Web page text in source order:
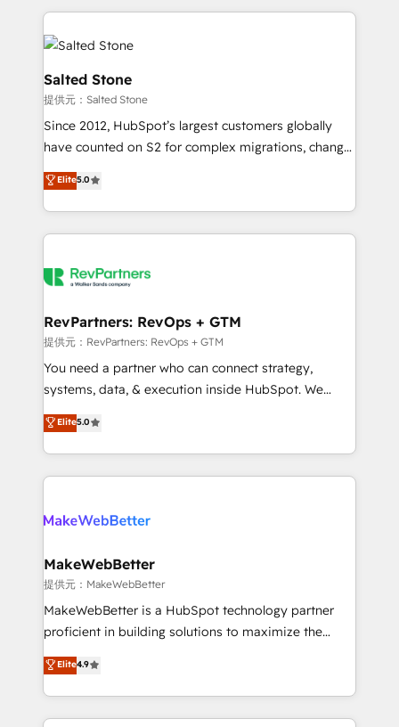
we de-risk complex CRM programmes and
accelerate ROI across every HubSpot Hub. 🧭 From
multi-region migrations to AI-powered automation,
we turn complexity into clarity, human at global
scale. 🏆 HubSpot’s CEO called us “the partner of the
future.” Others agree it is proof of trust built through
measurable impact.
Salted Stone
提供元：Salted Stone
Since 2012, HubSpot’s largest customers globally
have counted on S2 for complex migrations, change
management, systems integration, and creative
solutions that deliver measurable impact and
transform brand experiences As one of the few full-
service creative agencies in the HubSpot
winning design to build scalable, globally
marketing campaigns, & RevOps frameworks that
fuel long-term success We connect the entire
customer lifecycle through seamless integrations,
ensure long-term adoption with change-
and service to drive sustainable growth With 6 key
HubSpot accreditations and experience across
Elite5.0
RevPartners: RevOps + GTM
提供元：RevPartners: RevOps + GTM
You need a partner who can connect strategy,
systems, data, & execution inside HubSpot. We
bridge the gap where most agencies fall short by
combining GTM strategy with technical execution to
solve the right problem with the right solution. As the
only firm in the world to hold Elite Partner
clients gain a unique advantage in CRM architecture,
market execution. Why B2B Businesses Choose RP: -
Secure: Soc2 compliant 🛡️ - Pricing: Implementations
starting at $1,5k 💵 - Speed: Launch in 14 days ⚡ -
Global: 75+ RPers across five continents 🌐 - Scale:
HubSpot Partner 🪴 - Sales Hub: More
implementations than any other Partner 💻 -
Elite5.0
MakeWebBetter
提供元：MakeWebBetter
MakeWebBetter is a HubSpot technology partner
proficient in building solutions to maximize the
operational efficiency of HubSpot. The fastest-
growing tech-enabler & facilitator, MakeWebBetter,
hands you the blend of HubSpot expertise &
eminent solutions & integrations. Trust us to
Elite4.9